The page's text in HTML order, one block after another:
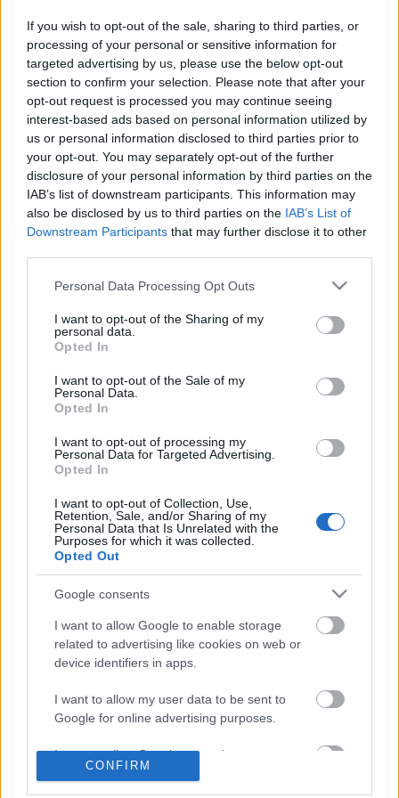
If you wish to opt-out of the sale, sharing to third parties, or
processing of your personal or sensitive information for
targeted advertising by us, please use the below opt-out
section to confirm your selection. Please note that after your
opt-out request is processed you may continue seeing
interest-based ads based on personal information utilized by
us or personal information disclosed to third parties prior to
your opt-out. You may separately opt-out of the further
disclosure of your personal information by third parties on the
IAB’s list of downstream participants. This information may
also be disclosed by us to third parties on the IAB’s List of
Downstream Participants that may further disclose it to other
Please note that this website/app uses one or more Google
not limited to your visit or usage behaviour. You may click to
grant or deny consent to Google and its third-party tags to
use your data for below specified purposes in below Google
consent section.
Personal Data Processing Opt Outs
I want to opt-out of the Sharing of my
personal data.
Opted In
I want to opt-out of the Sale of my
Personal Data.
Opted In
I want to opt-out of processing my
Personal Data for Targeted Advertising.
Opted In
I want to opt-out of Collection, Use,
Retention, Sale, and/or Sharing of my
Personal Data that Is Unrelated with the
Purposes for which it was collected.
Opted Out
Google consents
I want to allow Google to enable storage
related to advertising like cookies on web or
device identifiers in apps.
I want to allow my user data to be sent to
Google for online advertising purposes.
I want to allow Google to send me
personalized advertising.
CONFIRM
Így elsőre nagyon erősnek tűnnek, de ebbe majd az
RTL-nek is lesz beleszólása, személy szerint
drukkolok az Áll az Alku-nak, és biztos nézni fogom,
remélem ti is!
Fotó/tv2.hu
Ajánlott bejegyzések:
TV2 Híradó és Aktív - Már hétfőtől
indulnak a TV2 új hírműsorai
Tíz év után visszatérhet az Aktív a TV2-re
Alig pár hét, és újra lesznek híradók a
közmédiában